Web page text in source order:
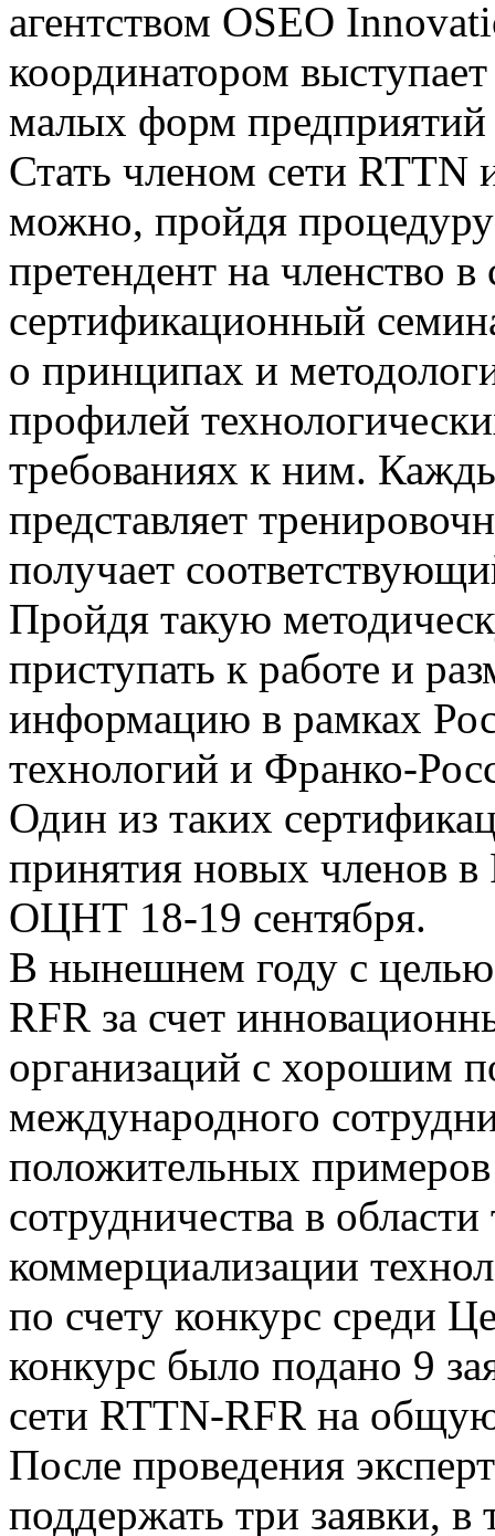
агентством OSEO
координатором
малых форм предприятий
Стать членом сети RTTN
можно, пройдя
претендент на членство
сертификационный
о принципах и
профилей
требованиях к ним.
представляет
получает
Пройдя такую
приступать к работе и
информацию в рамках
технологий и Франко-
Один из таких
принятия новых членов в
ОЦНТ 18-19 сентября.
В нынешнем году с целью
RFR за счет
организаций с хорошим
международного
положительных
сотрудничества в
коммерциализации
по счету конкурс среди
конкурс было подано 9
сети RTTN-RFR на
После проведения
поддержать три заявки,